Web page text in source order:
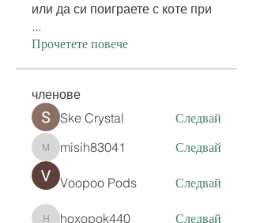
или да си поиграете с коте при
...
Прочетете повече
членове
Ske Crystal Следвай
misih83041
misih83041 Следвай
Voopoo Pods Следвай
hoxopok440 Следвай